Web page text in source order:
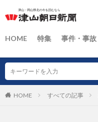
HOME 特集 事件・事故
HOME すべての記事